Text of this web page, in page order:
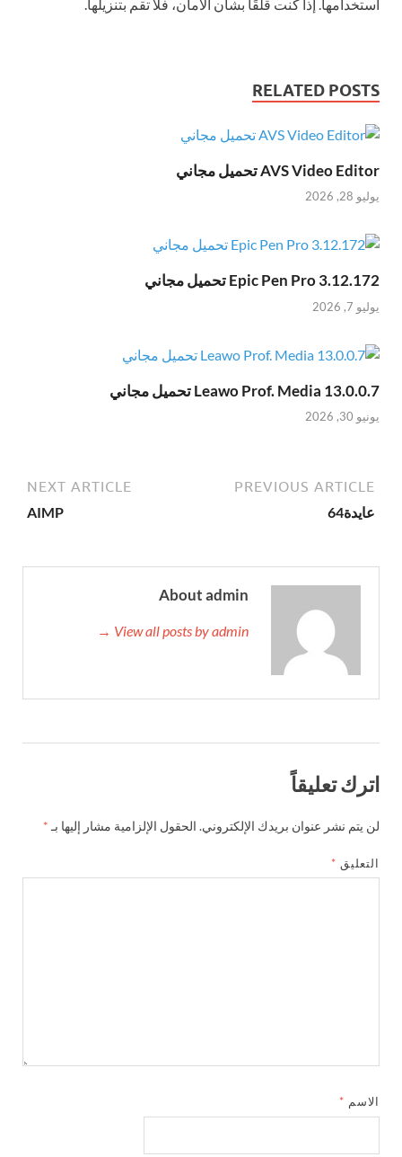
استخدامها. إذا كنت قلقًا بشأن الأمان، فلا تقم بتنزيلها.
RELATED POSTS
AVS Video Editor تحميل مجاني
يوليو 28, 2026
Epic Pen Pro 3.12.172 تحميل مجاني
يوليو 7, 2026
Leawo Prof. Media 13.0.0.7 تحميل مجاني
يونيو 30, 2026
PREVIOUS ARTICLE
عايدة64
NEXT ARTICLE
AIMP
About admin
View all posts by admin →
اترك تعليقاً
لن يتم نشر عنوان بريدك الإلكتروني. الحقول الإلزامية مشار إليها بـ *
التعليق *
الاسم *